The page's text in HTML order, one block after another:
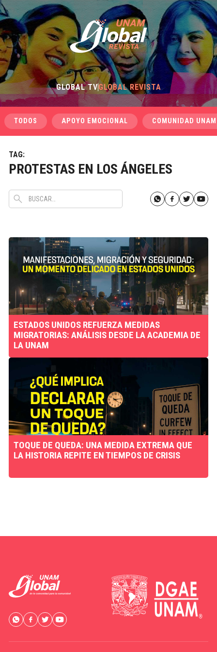
GLOBAL TVGLOBAL REVISTA
TODOS APOYO EMOCIONAL COMUNIDAD UNAM
TAG:
PROTESTAS EN LOS ÁNGELES
ESTADOS UNIDOS REFUERZA MEDIDAS
MIGRATORIAS: ANÁLISIS DESDE LA ACADEMIA DE
LA UNAM
TOQUE DE QUEDA: UNA MEDIDA EXTREMA QUE
LA HISTORIA REPITE EN TIEMPOS DE CRISIS